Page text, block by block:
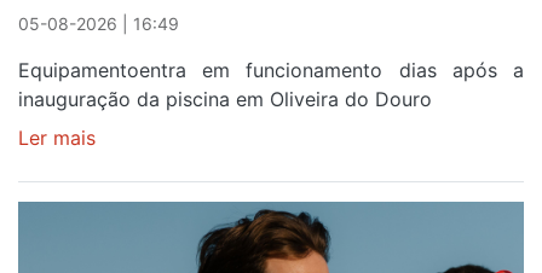
reforço
05-08-2026 | 16:49
Equipamentoentra em funcionamento dias após a
inauguração da piscina em Oliveira do Douro
Ler mais
no